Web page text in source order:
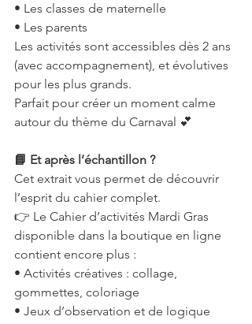
• Les classes de maternelle
• Les parents
Les activités sont accessibles dès 2 ans
(avec accompagnement), et évolutives
pour les plus grands.
Parfait pour créer un moment calme
autour du thème du Carnaval 💕
📘 Et après l’échantillon ?
Cet extrait vous permet de découvrir
l’esprit du cahier complet.
👉 Le Cahier d’activités Mardi Gras
disponible dans la boutique en ligne
contient encore plus :
• Activités créatives : collage,
gommettes, coloriage
• Jeux d’observation et de logique